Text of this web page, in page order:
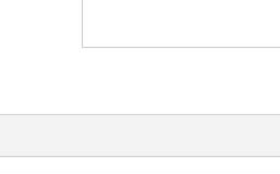
청 교감급 이상 387명 인사